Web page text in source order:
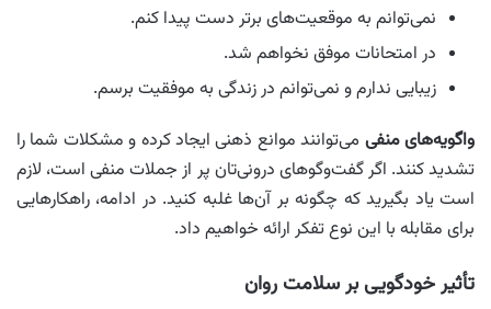
نمی‌توانم به موقعیت‌های برتر دست پیدا کنم.
در امتحانات موفق نخواهم شد.
زیبایی ندارم و نمی‌توانم در زندگی به موفقیت برسم.
واگویه‌های منفی می‌توانند موانع ذهنی ایجاد کرده و مشکلات شما را
تشدید کنند. اگر گفت‌وگوهای درونی‌تان پر از جملات منفی است، لازم
است یاد بگیرید که چگونه بر آن‌ها غلبه کنید. در ادامه، راهکارهایی
برای مقابله با این نوع تفکر ارائه خواهیم داد.
تأثیر خودگویی بر سلامت روان